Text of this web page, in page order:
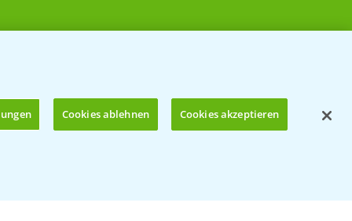
Cookies ablehnen Cookies akzeptieren